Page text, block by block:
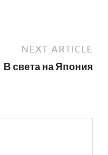
NEXT ARTICLE
В света на Япония